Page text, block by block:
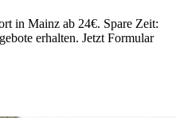
in Mainz ab 24€. Spare Zeit:
erhalten. Jetzt Formular